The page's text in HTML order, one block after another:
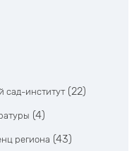
сад-институт (22)
(4)
региона (43)